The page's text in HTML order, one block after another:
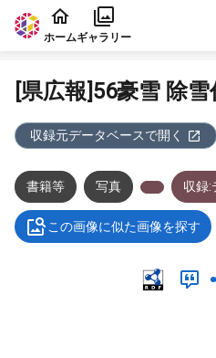
本文に飛ぶ
ホームギャラリー
[県広報]56豪雪 除雪
収録元データベースで開く
書籍等 写真 収録:
この画像に似た画像を探す